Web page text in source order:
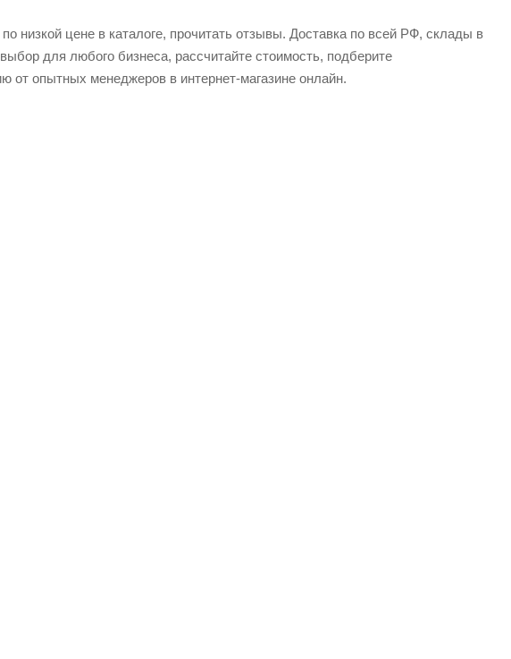
низкой цене в каталоге, прочитать отзывы. Доставка по всей РФ, склады в
для любого бизнеса, рассчитайте стоимость, подберите
от опытных менеджеров в интернет-магазине онлайн.